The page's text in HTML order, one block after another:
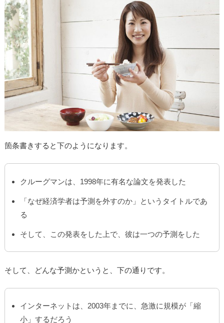
箇条書きすると下のようになります。
クルーグマンは、1998年に有名な論文を発表した
「なぜ経済学者は予測を外すのか」というタイトルであ
る
そして、この発表をした上で、彼は一つの予測をした
そして、どんな予測かというと、下の通りです。
インターネットは、2003年までに、急激に規模が「縮
小」するだろう